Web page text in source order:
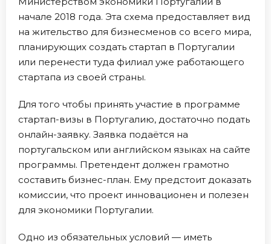
начале 2018 года. Эта схема предоставляет вид
на жительство для бизнесменов со всего мира,
планирующих создать стартап в Португалии
или перенести туда филиал уже работающего
стартапа из своей страны.
Для того чтобы принять участие в программе
стартап-визы в Португалию, достаточно подать
онлайн-заявку. Заявка подаётся на
португальском или английском языках на сайте
программы. Претендент должен грамотно
составить бизнес-план. Ему предстоит доказать
комиссии, что проект инновационен и полезен
для экономики Португалии.
Одно из обязательных условий — иметь